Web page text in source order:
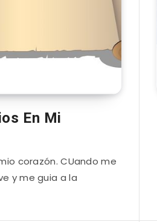
En Mi
corazón. CUando me
y me guia a la